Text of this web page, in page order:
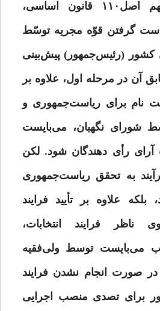
بر اساس بند نهم اصل۱۱۰ قانون اساسی،
دست گرفتن قوّه مجریه توسّط
کشور (رئیس‌جمهور) پیش‌بینی
آن در مرحله اول، علاوه بر
نام برای ریاست‌جمهوری و
شورای نگهبان، می‌بایست
آرای رأی دهندگان شود. لکن
به تحقق ریاست‌جمهوری
بلکه علاوه بر تأیید فرایند
ناظر فرایند انتخابات،
می‌بایست توسط ولی‌فقیه
در صورت انجام نشدن فرایند
برای تصدی منصب اجرایی